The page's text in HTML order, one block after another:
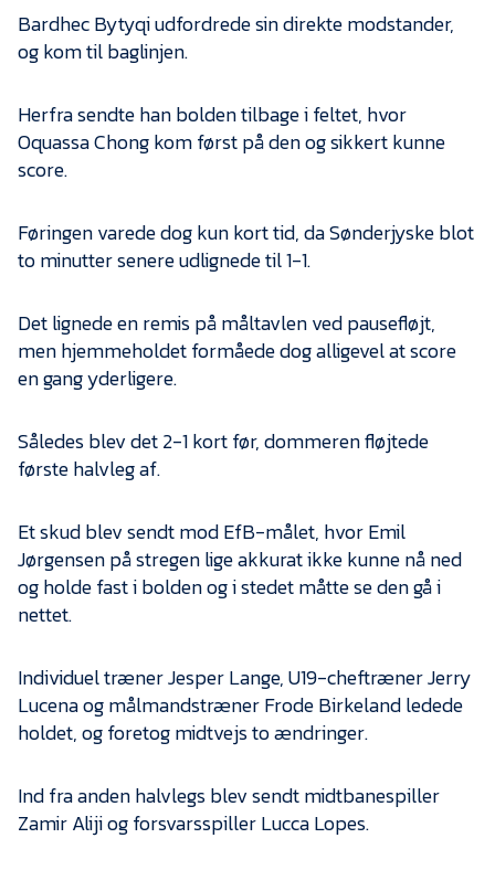
Bardhec Bytyqi udfordrede sin direkte modstander,
og kom til baglinjen.
Herfra sendte han bolden tilbage i feltet, hvor
Oquassa Chong kom først på den og sikkert kunne
score.
Føringen varede dog kun kort tid, da Sønderjyske blot
to minutter senere udlignede til 1-1.
Det lignede en remis på måltavlen ved pausefløjt,
men hjemmeholdet formåede dog alligevel at score
en gang yderligere.
Således blev det 2-1 kort før, dommeren fløjtede
første halvleg af.
Et skud blev sendt mod EfB-målet, hvor Emil
Jørgensen på stregen lige akkurat ikke kunne nå ned
og holde fast i bolden og i stedet måtte se den gå i
nettet.
Individuel træner Jesper Lange, U19-cheftræner Jerry
Lucena og målmandstræner Frode Birkeland ledede
holdet, og foretog midtvejs to ændringer.
Ind fra anden halvlegs blev sendt midtbanespiller
Zamir Aliji og forsvarsspiller Lucca Lopes.